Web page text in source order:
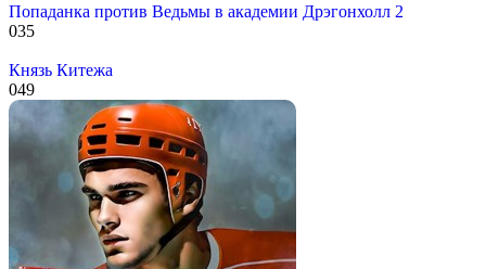
Попаданка против Ведьмы в академии Дрэгонхолл 2
035
Князь Китежа
049